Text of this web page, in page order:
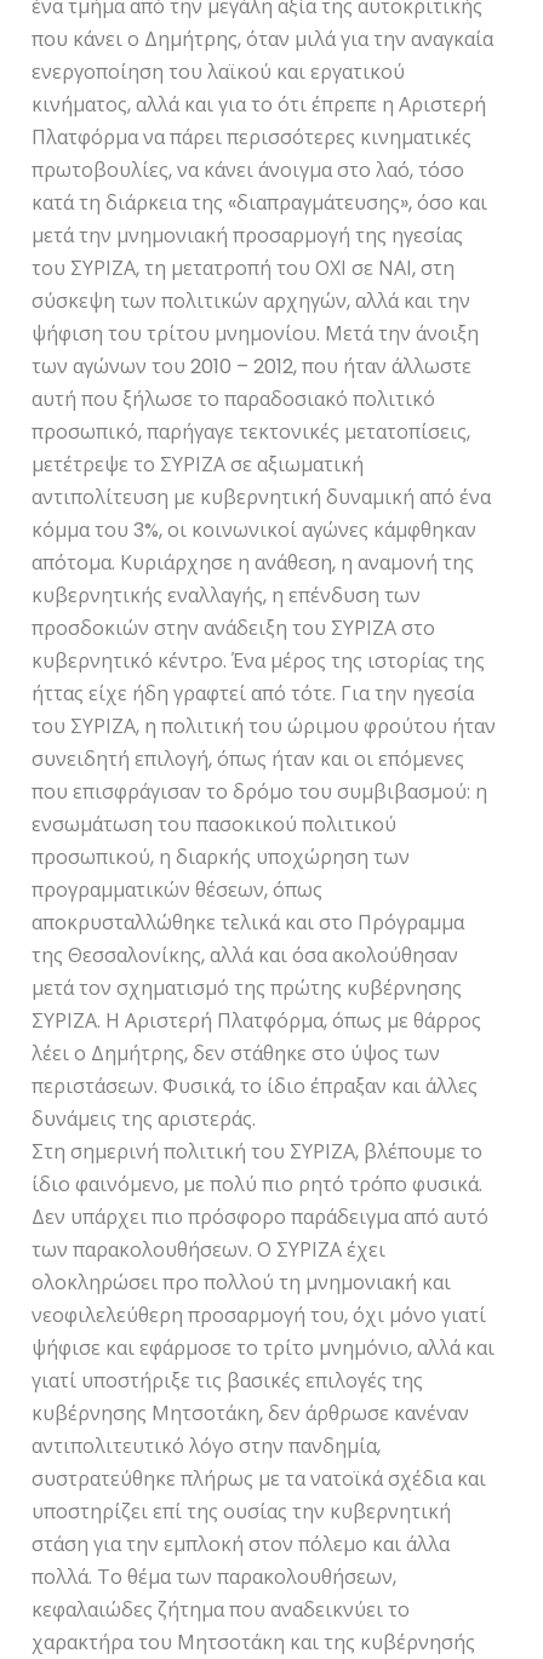
ένα τμήμα από την μεγάλη αξία της αυτοκριτικής
που κάνει ο Δημήτρης, όταν μιλά για την αναγκαία
ενεργοποίηση του λαϊκού και εργατικού
κινήματος, αλλά και για το ότι έπρεπε η Αριστερή
Πλατφόρμα να πάρει περισσότερες κινηματικές
πρωτοβουλίες, να κάνει άνοιγμα στο λαό, τόσο
κατά τη διάρκεια της «διαπραγμάτευσης», όσο και
μετά την μνημονιακή προσαρμογή της ηγεσίας
του ΣΥΡΙΖΑ, τη μετατροπή του ΟΧΙ σε ΝΑΙ, στη
σύσκεψη των πολιτικών αρχηγών, αλλά και την
ψήφιση του τρίτου μνημονίου. Μετά την άνοιξη
των αγώνων του 2010 – 2012, που ήταν άλλωστε
αυτή που ξήλωσε το παραδοσιακό πολιτικό
προσωπικό, παρήγαγε τεκτονικές μετατοπίσεις,
μετέτρεψε το ΣΥΡΙΖΑ σε αξιωματική
αντιπολίτευση με κυβερνητική δυναμική από ένα
κόμμα του 3%, οι κοινωνικοί αγώνες κάμφθηκαν
απότομα. Κυριάρχησε η ανάθεση, η αναμονή της
κυβερνητικής εναλλαγής, η επένδυση των
προσδοκιών στην ανάδειξη του ΣΥΡΙΖΑ στο
κυβερνητικό κέντρο. Ένα μέρος της ιστορίας της
ήττας είχε ήδη γραφτεί από τότε. Για την ηγεσία
του ΣΥΡΙΖΑ, η πολιτική του ώριμου φρούτου ήταν
συνειδητή επιλογή, όπως ήταν και οι επόμενες
που επισφράγισαν το δρόμο του συμβιβασμού: η
ενσωμάτωση του πασοκικού πολιτικού
προσωπικού, η διαρκής υποχώρηση των
προγραμματικών θέσεων, όπως
αποκρυσταλλώθηκε τελικά και στο Πρόγραμμα
της Θεσσαλονίκης, αλλά και όσα ακολούθησαν
μετά τον σχηματισμό της πρώτης κυβέρνησης
ΣΥΡΙΖΑ. Η Αριστερή Πλατφόρμα, όπως με θάρρος
λέει ο Δημήτρης, δεν στάθηκε στο ύψος των
περιστάσεων. Φυσικά, το ίδιο έπραξαν και άλλες
δυνάμεις της αριστεράς.
Στη σημερινή πολιτική του ΣΥΡΙΖΑ, βλέπουμε το
ίδιο φαινόμενο, με πολύ πιο ρητό τρόπο φυσικά.
Δεν υπάρχει πιο πρόσφορο παράδειγμα από αυτό
των παρακολουθήσεων. Ο ΣΥΡΙΖΑ έχει
ολοκληρώσει προ πολλού τη μνημονιακή και
νεοφιλελεύθερη προσαρμογή του, όχι μόνο γιατί
ψήφισε και εφάρμοσε το τρίτο μνημόνιο, αλλά και
γιατί υποστήριξε τις βασικές επιλογές της
κυβέρνησης Μητσοτάκη, δεν άρθρωσε κανέναν
αντιπολιτευτικό λόγο στην πανδημία,
συστρατεύθηκε πλήρως με τα νατοϊκά σχέδια και
υποστηρίζει επί της ουσίας την κυβερνητική
στάση για την εμπλοκή στον πόλεμο και άλλα
πολλά. Το θέμα των παρακολουθήσεων,
κεφαλαιώδες ζήτημα που αναδεικνύει το
χαρακτήρα του Μητσοτάκη και της κυβέρνησής